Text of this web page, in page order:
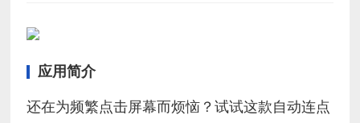
应用简介
还在为频繁点击屏幕而烦恼？试试这款自动连点